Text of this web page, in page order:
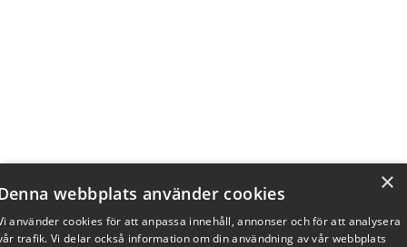
×
webbplats använder cookies
använder cookies för att anpassa innehåll, annonser och för att analysera
trafik. Vi delar också information om din användning av vår webbplats